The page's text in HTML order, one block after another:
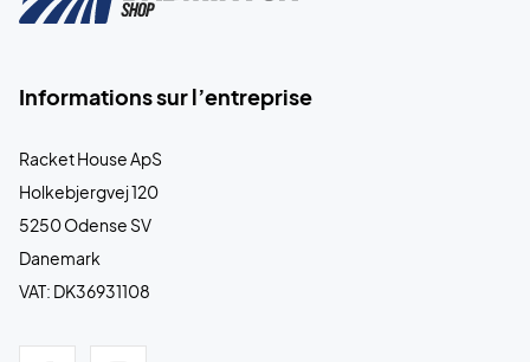
Informations sur l’entreprise
Racket House ApS
Holkebjergvej 120
5250 Odense SV
Danemark
VAT: DK36931108